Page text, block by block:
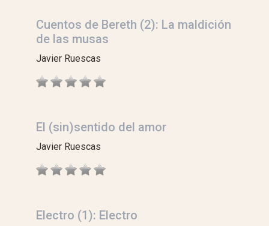
Cuentos de Bereth (2): La maldición
de las musas
Javier Ruescas
El (sin)sentido del amor
Javier Ruescas
Electro (1): Electro